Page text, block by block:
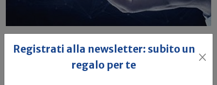
tecnologica e cultura della
progettazione
Registrati alla newsletter: subito un
regalo per te